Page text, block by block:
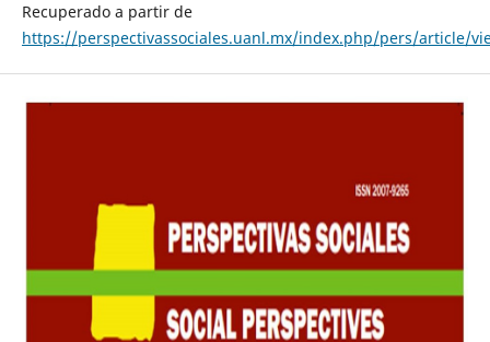
Recuperado a partir de
https://perspectivassociales.uanl.mx/index.php/pers/article/